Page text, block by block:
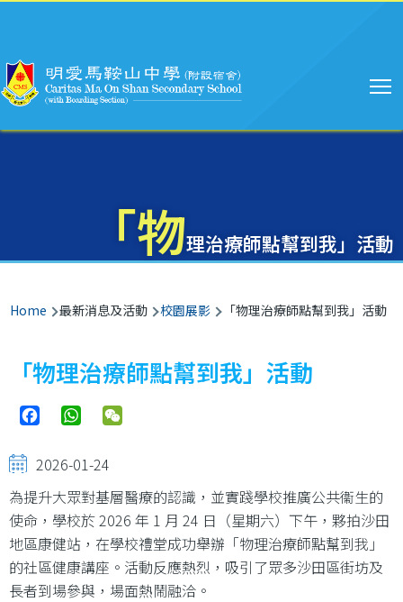
「物理治療師點幫到我」活動
Breadcrumb
Home 最新消息及活動 校園展影 「物理治療師點幫到我」活動
「物理治療師點幫到我」活動
FacebookWhatsApp
2026-01-24
為提升大眾對基層醫療的認識，並實踐學校推廣公共衞生的
使命，學校於 2026 年 1 月 24 日（星期六）下午，夥拍沙田
地區康健站，在學校禮堂成功舉辦「物理治療師點幫到我」
的社區健康講座。活動反應熱烈，吸引了眾多沙田區街坊及
長者到場參與，場面熱鬧融洽。